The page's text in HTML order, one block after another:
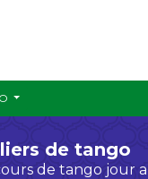
de tango
de tango jour